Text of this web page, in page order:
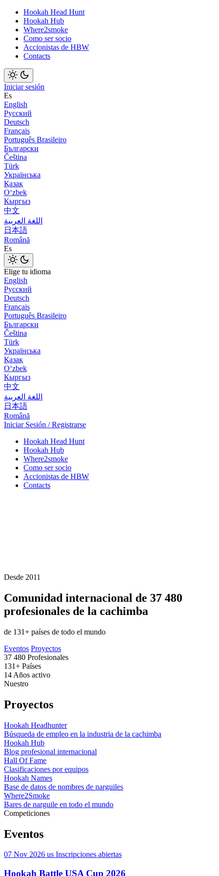
Hookah Head Hunt
Hookah Hub
Where2smoke
Como ser socio
Accionistas de HBW
Contacts
Iniciar sesión
Es
English
Русский
Deutsch
Français
Português Brasileiro
Български
Čeština
Türk
Українська
Қазақ
Оʻzbek
Кыргыз
中文
اللغة العربية
日本語
Română
Es
Elige tu idioma
English
Русский
Deutsch
Français
Português Brasileiro
Български
Čeština
Türk
Українська
Қазақ
Оʻzbek
Кыргыз
中文
اللغة العربية
日本語
Română
Iniciar Sesión / Registrarse
Hookah Head Hunt
Hookah Hub
Where2smoke
Como ser socio
Accionistas de HBW
Contacts
Desde 2011
Comunidad internacional de 37 480
profesionales de la cachimba
de 131+ países de todo el mundo
Eventos Proyectos
37 480 Profesionales
131+ Países
14 Años activo
Nuestro
Proyectos
Hookah Headhunter
Búsqueda de empleo en la industria de la cachimba
Hookah Hub
Blog profesional internacional
Hall Of Fame
Clasificaciones por equipos
Hookah Names
Base de datos de nombres de narguiles
Where2Smoke
Bares de narguile en todo el mundo
Competiciones
Eventos
07 Nov 2026 us Inscripciones abiertas
Hookah Battle USA Cup 2026